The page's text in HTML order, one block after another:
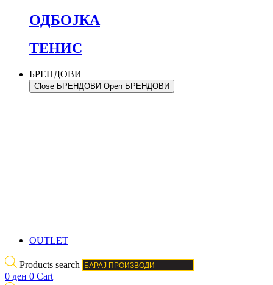
ОДБОЈКА
ТЕНИС
БРЕНДОВИ
Close БРЕНДОВИ Open БРЕНДОВИ
OUTLET
Products search
0 ден 0 Cart